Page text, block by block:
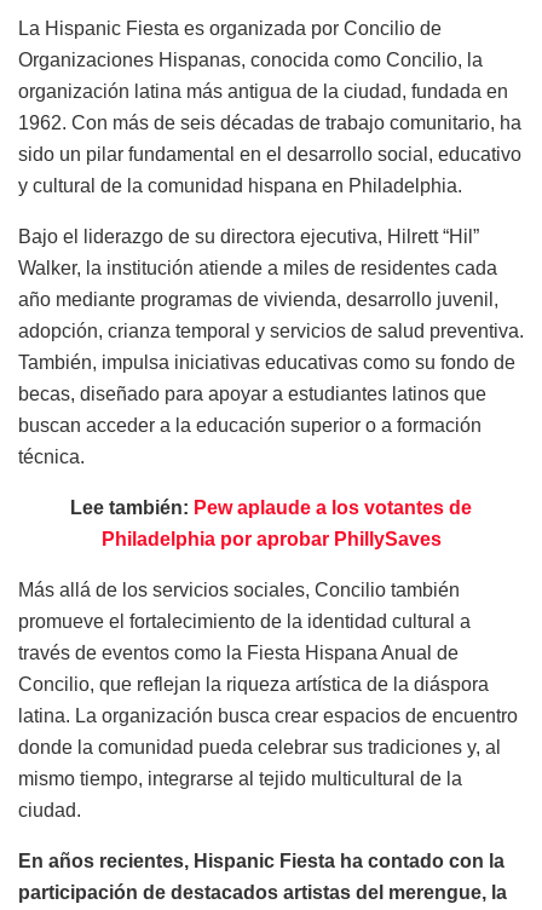
La Hispanic Fiesta es organizada por Concilio de
Organizaciones Hispanas, conocida como Concilio, la
organización latina más antigua de la ciudad, fundada en
1962. Con más de seis décadas de trabajo comunitario, ha
sido un pilar fundamental en el desarrollo social, educativo
y cultural de la comunidad hispana en Philadelphia.
Bajo el liderazgo de su directora ejecutiva, Hilrett “Hil”
Walker, la institución atiende a miles de residentes cada
año mediante programas de vivienda, desarrollo juvenil,
adopción, crianza temporal y servicios de salud preventiva.
También, impulsa iniciativas educativas como su fondo de
becas, diseñado para apoyar a estudiantes latinos que
buscan acceder a la educación superior o a formación
técnica.
Lee también: Pew aplaude a los votantes de
Philadelphia por aprobar PhillySaves
Más allá de los servicios sociales, Concilio también
promueve el fortalecimiento de la identidad cultural a
través de eventos como la Fiesta Hispana Anual de
Concilio, que reflejan la riqueza artística de la diáspora
latina. La organización busca crear espacios de encuentro
donde la comunidad pueda celebrar sus tradiciones y, al
mismo tiempo, integrarse al tejido multicultural de la
ciudad.
En años recientes, Hispanic Fiesta ha contado con la
participación de destacados artistas del merengue, la